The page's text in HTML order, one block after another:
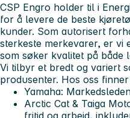
CSP Engro holder til i
for å levere de beste
kunder. Som autorisert
sterkeste merkevarer, er vi
som søker kvalitet på både
Vi tilbyr et bredt og variert
produsenter. Hos oss
Yamaha:
Arctic Cat & Taiga
fritid og arbeid,